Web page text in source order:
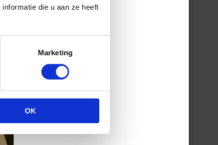
die u aan ze heeft
Marketing
OK